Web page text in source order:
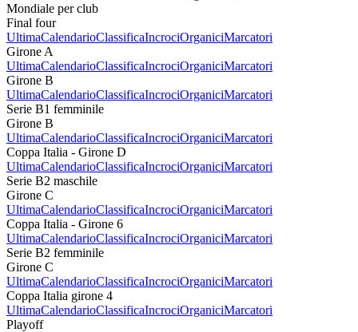
Mondiale per club
Final four
UltimaCalendarioClassificaIncrociOrganiciMarcatori
Girone A
UltimaCalendarioClassificaIncrociOrganiciMarcatori
Girone B
UltimaCalendarioClassificaIncrociOrganiciMarcatori
Serie B1 femminile
Girone B
UltimaCalendarioClassificaIncrociOrganiciMarcatori
Coppa Italia - Girone D
UltimaCalendarioClassificaIncrociOrganiciMarcatori
Serie B2 maschile
Girone C
UltimaCalendarioClassificaIncrociOrganiciMarcatori
Coppa Italia - Girone 6
UltimaCalendarioClassificaIncrociOrganiciMarcatori
Serie B2 femminile
Girone C
UltimaCalendarioClassificaIncrociOrganiciMarcatori
Coppa Italia girone 4
UltimaCalendarioClassificaIncrociOrganiciMarcatori
Playoff